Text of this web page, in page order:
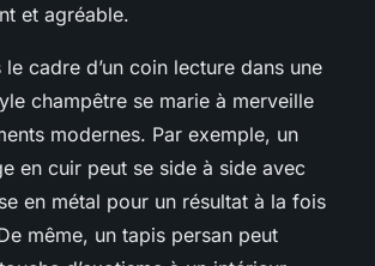
et agréable.
cadre d’un coin lecture dans une
champêtre se marie à merveille
modernes. Par exemple, un
en cuir peut se side à side avec
en métal pour un résultat à la fois
même, un tapis persan peut